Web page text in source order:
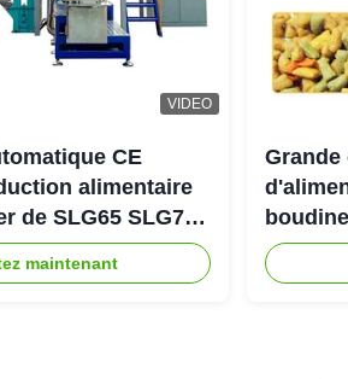
VIDEO
CE
alimentaire
de SLG65 SLG70
vis de parallèle
maintenant
sortie